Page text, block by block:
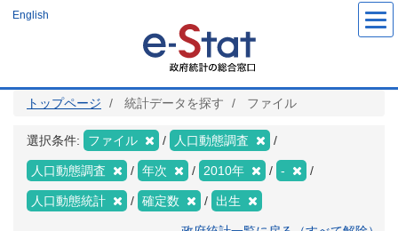
ツ
English
トップページ 統計データを探す ファイル
選択条件: ファイル 人口動態調査
人口動態調査 年次 2010年 -
人口動態統計 確定数 出生